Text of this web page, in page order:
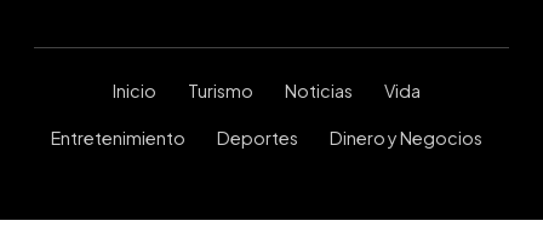
Inicio Turismo Noticias Vida
Entretenimiento Deportes Dinero y Negocios